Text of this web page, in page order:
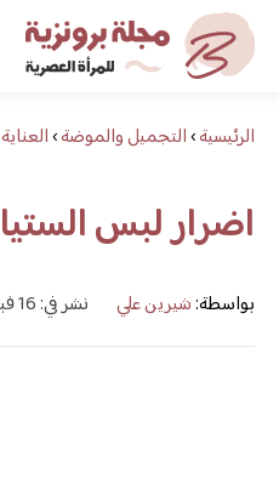
مجلة برونزية
ابحث عن أي
الرئيسية›التجميل والموضة›
اضرار لبس
بواسطة:شيرين علي نشر في: 16 فبراير، 2020